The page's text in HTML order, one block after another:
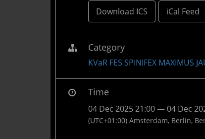
Download ICS iCal Feed
Category
KVaR FES SPINIFEX MAXIMUS
Time
04 Dec 2025 21:00 — 04 Dec
(UTC+01:00) Amsterdam, Berlin,